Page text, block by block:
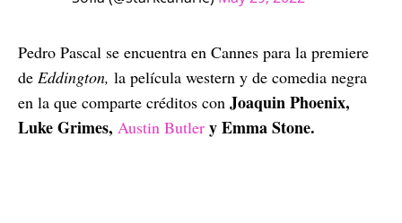
Pedro Pascal se encuentra en Cannes para la premiere
de Eddington, la película western y de comedia negra
en la que comparte créditos con Joaquin Phoenix,
Luke Grimes, Austin Butler y Emma Stone.